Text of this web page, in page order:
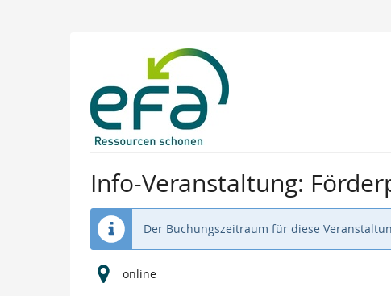
Info-Veranstaltung:
Der Buchungszeitraum für diese
online